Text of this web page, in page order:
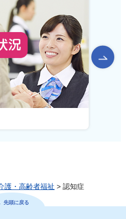
を表示
護・高齢者福祉 > 認知症
先頭に戻る